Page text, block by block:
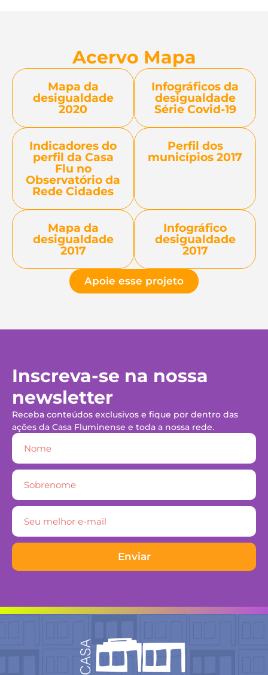
Acervo Mapa
Mapa da
desigualdade
2020
Infográficos da
desigualdade
Série Covid-19
Indicadores do
perfil da Casa
Flu no
Observatório da
Rede Cidades
Perfil dos
municípios 2017
Mapa da
desigualdade
2017
Infográfico
desigualdade
2017
Apoie esse projeto
Inscreva-se na nossa
newsletter
Receba conteúdos exclusivos e fique por dentro das
ações da Casa Fluminense e toda a nossa rede.
Enviar